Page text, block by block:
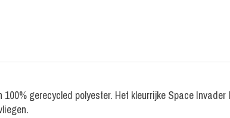
gerecycled polyester. Het kleurrijke Space